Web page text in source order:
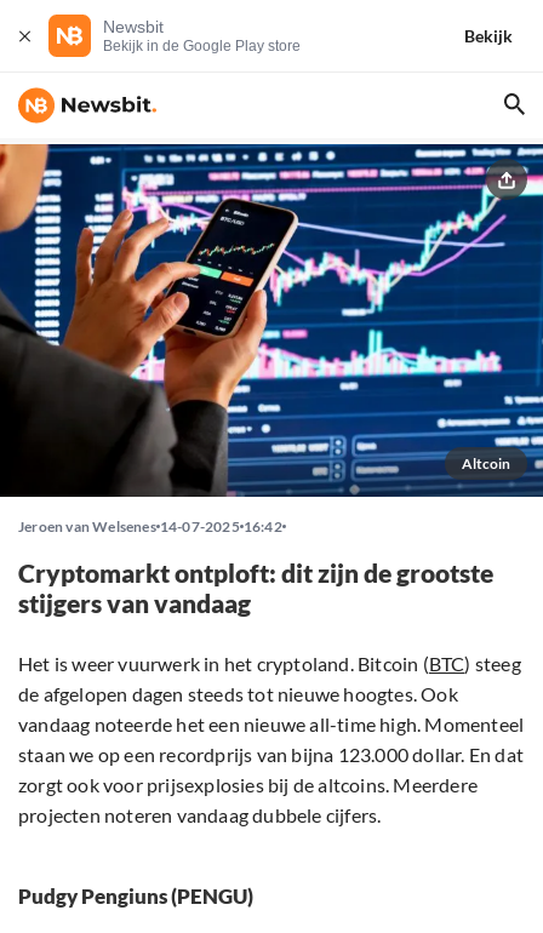
Newsbit
Bekijk in de Google Play store
Bekijk
Altcoin
Jeroen van Welsenes 14-07-2025 16:42
Cryptomarkt ontploft: dit zijn de grootste
stijgers van vandaag
Het is weer vuurwerk in het cryptoland. Bitcoin (BTC) steeg
de afgelopen dagen steeds tot nieuwe hoogtes. Ook
vandaag noteerde het een nieuwe all-time high. Momenteel
staan we op een recordprijs van bijna 123.000 dollar. En dat
zorgt ook voor prijsexplosies bij de altcoins. Meerdere
projecten noteren vandaag dubbele cijfers.
Pudgy Pengiuns (PENGU)